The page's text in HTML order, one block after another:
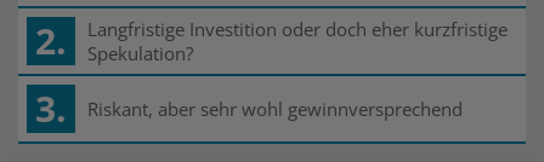
2.
Langfristige Investition oder doch eher kurzfristige
Spekulation?
3. Riskant, aber sehr wohl gewinnversprechend